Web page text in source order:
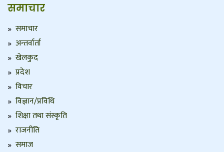
समाचार
समाचार
अन्तर्वार्ता
खेलकुद
प्रदेश
विचार
विज्ञान/प्रविधि
शिक्षा तथा संस्कृति
राजनीति
समाज